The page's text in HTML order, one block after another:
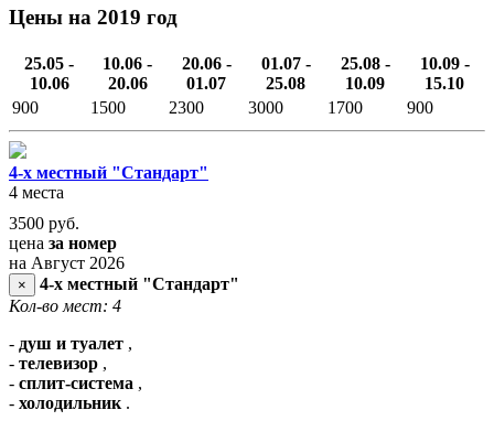
Цены на 2019 год
25.05 -
10.06
10.06 -
20.06
20.06 -
01.07
01.07 -
25.08
25.08 -
10.09
10.09 -
15.10
900
1500 2300 3000 1700 900
4-х местный "Стандарт"
4 места
3500 руб.
цена за номер
на Август 2026
×
4-х местный "Стандарт"
Кол-во мест: 4
- душ и туалет ,
- телевизор ,
- сплит-система ,
- холодильник .